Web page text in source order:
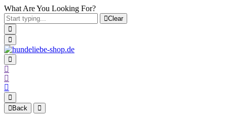
What Are You Looking For?
Clear
Back